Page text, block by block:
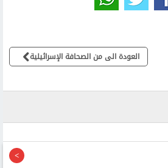
العودة الى من الصحافة الإسرائيلية